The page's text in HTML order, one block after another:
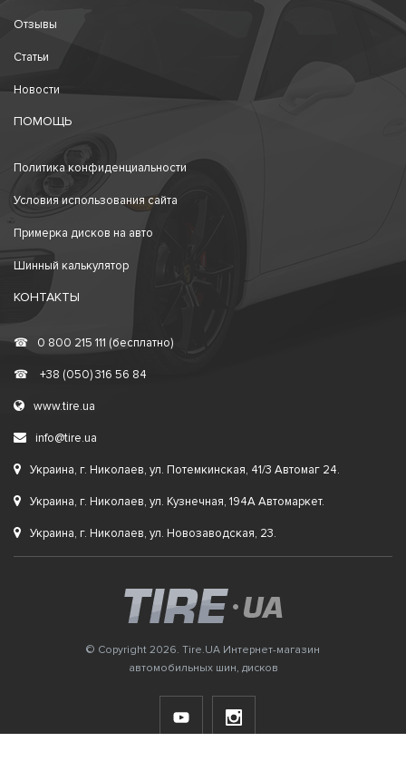
Отзывы
Статьи
Новости
ПОМОЩЬ
Политика конфиденциальности
Условия использования сайта
Примерка дисков на авто
Шинный калькулятор
КОНТАКТЫ
☎ 0 800 215 111 (бесплатно)
☎ +38 (050) 316 56 84
www.tire.ua
info@tire.ua
Украина, г. Николаев, ул. Потемкинская, 41/3 Автомаг 24.
Украина, г. Николаев, ул. Кузнечная, 194А Автомаркет.
Украина, г. Николаев, ул. Новозаводская, 23.
© Copyright 2026. Tire.UA Интернет-магазин
автомобильных шин, дисков